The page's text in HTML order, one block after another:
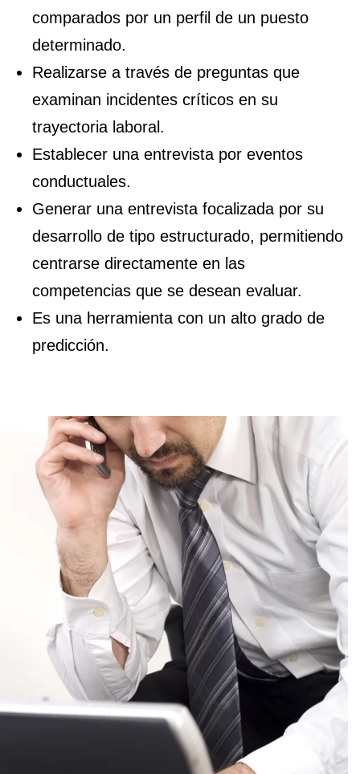
comparados por un perfil de un puesto
determinado.
Realizarse a través de preguntas que
examinan incidentes críticos en su
trayectoria laboral.
Establecer una entrevista por eventos
conductuales.
Generar una entrevista focalizada por su
desarrollo de tipo estructurado, permitiendo
centrarse directamente en las
competencias que se desean evaluar.
Es una herramienta con un alto grado de
predicción.